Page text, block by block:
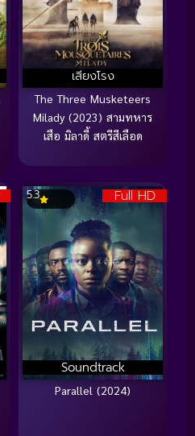
เสียงโรง
The Three Musketeers
Milady (2023) สามทหาร
เสือ มิลาดี้ สตรีสีเลือด
Full HD
Soundtrack
5.3
Parallel (2024)